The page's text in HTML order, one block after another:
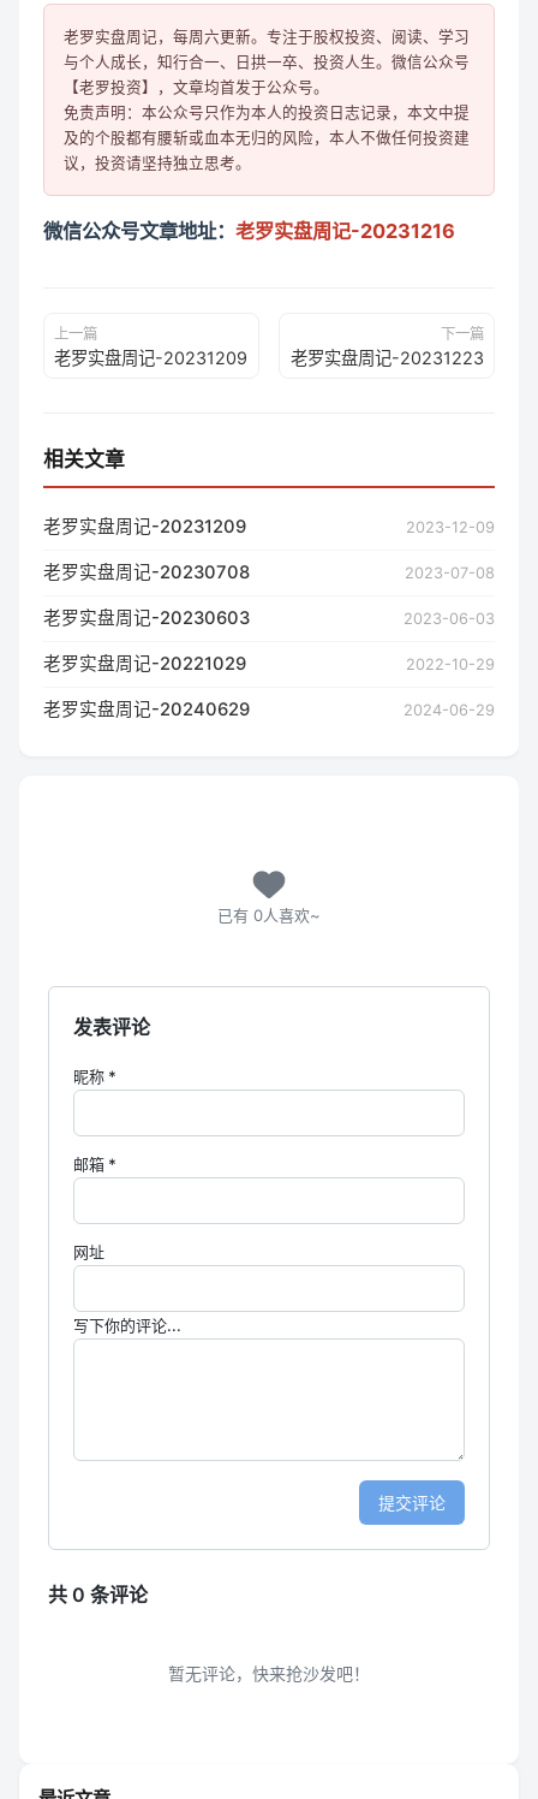
老罗实盘周记，每周六更新。专注于股权投资、阅读、学习
与个人成长，知行合一、日拱一卒、投资人生。微信公众号
【老罗投资】，文章均首发于公众号。
免责声明：本公众号只作为本人的投资日志记录，本文中提
及的个股都有腰斩或血本无归的风险，本人不做任何投资建
微信公众号文章地址： 老罗实盘周记-20231216
上一篇
老罗实盘周记-20231209
下一篇
老罗实盘周记-20231223
相关文章
老罗实盘周记-20231209 2023-12-09
老罗实盘周记-20230708 2023-07-08
老罗实盘周记-20230603 2023-06-03
老罗实盘周记-20221029 2022-10-29
老罗实盘周记-20240629 2024-06-29